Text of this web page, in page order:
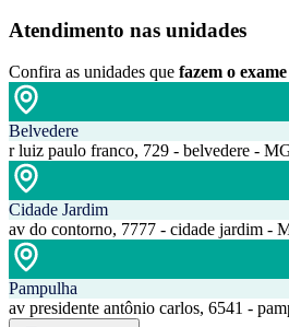
Atendimento nas unidades
Confira as unidades que fazem o exame
Belvedere
r luiz paulo franco, 729 - belvedere -
Cidade Jardim
av do contorno, 7777 - cidade jardim -
Pampulha
av presidente antônio carlos, 6541 -